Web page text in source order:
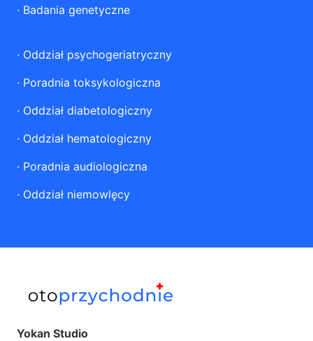
· Badania genetyczne
· Oddział psychogeriatryczny
· Poradnia toksykologiczna
· Oddział diabetologiczny
· Oddział hematologiczny
· Poradnia audiologiczna
· Oddział niemowlęcy
Yokan Studio